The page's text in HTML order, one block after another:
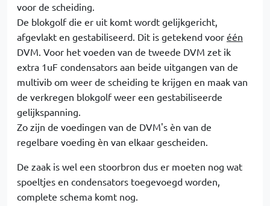
voor de scheiding.
De blokgolf die er uit komt wordt gelijkgericht,
afgevlakt en gestabiliseerd. Dit is getekend voor één
DVM. Voor het voeden van de tweede DVM zet ik
extra 1uF condensators aan beide uitgangen van de
multivib om weer de scheiding te krijgen en maak van
de verkregen blokgolf weer een gestabiliseerde
gelijkspanning.
Zo zijn de voedingen van de DVM's èn van de
regelbare voeding èn van elkaar gescheiden.
De zaak is wel een stoorbron dus er moeten nog wat
spoeltjes en condensators toegevoegd worden,
complete schema komt nog.